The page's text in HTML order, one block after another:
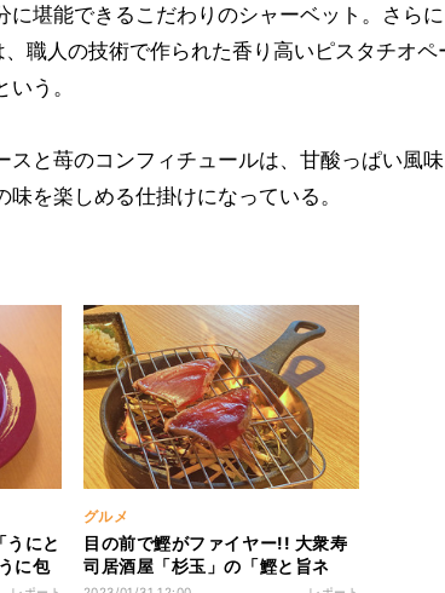
に堪能できるこだわりのシャーベット。さら
、職人の技術で作られた香り高いピスタチオ
う。
スと苺のコンフィチュールは、甘酸っぱい風
を楽しめる仕掛けになっている。
うにと
に包
グルメ
目の前で鰹がファイヤー!! 大衆寿
司居酒屋「杉玉」の「鰹と旨ネ
タ」フェアに舌鼓